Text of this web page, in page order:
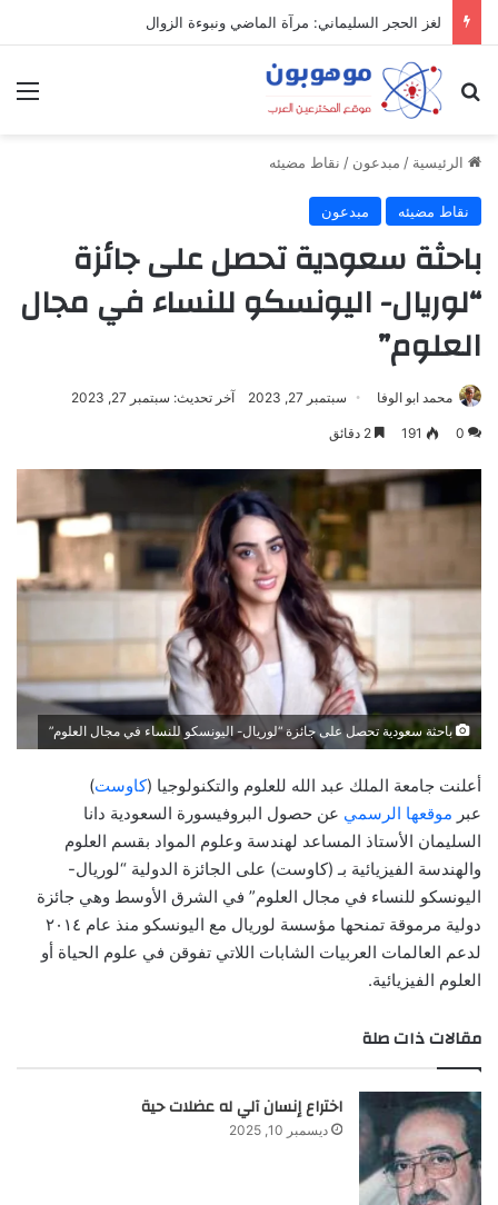
لغز الحجر السليماني: مرآة الماضي ونبوءة الزوال
بحث عن
الرئيسية / مبدعون / نقاط مضيئه
نقاط مضيئه مبدعون
باحثة سعودية تحصل على جائزة
“لوريال- اليونسكو للنساء في مجال
العلوم”
محمد ابو الوفا سبتمبر 27, 2023 آخر تحديث: سبتمبر 27, 2023
0
191
باحثة سعودية تحصل على جائزة “لوريال- اليونسكو للنساء في مجال العلوم”
أعلنت جامعة الملك عبد الله للعلوم والتكنولوجيا (كاوست)
عبر موقعها الرسمي عن حصول البروفيسورة السعودية دانا
السليمان الأستاذ المساعد لهندسة وعلوم المواد بقسم العلوم
والهندسة الفيزيائية بـ (كاوست) على الجائزة الدولية “لوريال-
اليونسكو للنساء في مجال العلوم” في الشرق الأوسط وهي جائزة
دولية مرموقة تمنحها مؤسسة لوريال مع اليونسكو منذ عام ٢٠١٤
لدعم العالمات العربيات الشابات اللاتي تفوقن في علوم الحياة أو
العلوم الفيزيائية.
مقالات ذات صلة
اختراع إنسان آلي له عضلات حية
ديسمبر 10, 2025